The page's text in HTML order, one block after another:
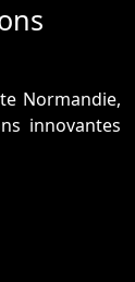
Normandie,
innovantes